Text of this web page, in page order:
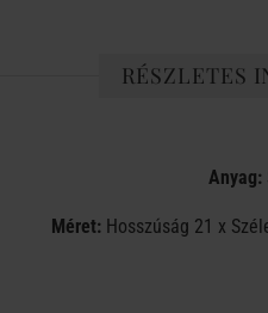
RÉSZLETES
Anyag:
Méret: Hosszúság 21 x